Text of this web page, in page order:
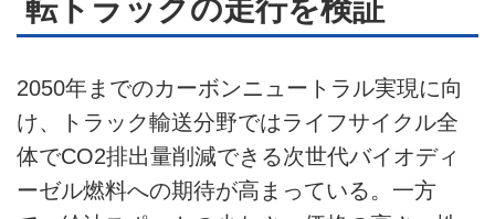
転トラックの走行を検証
2050年までのカーボンニュートラル実現に向
け、トラック輸送分野ではライフサイクル全
体でCO2排出量削減できる次世代バイオディ
ーゼル燃料への期待が高まっている。一方